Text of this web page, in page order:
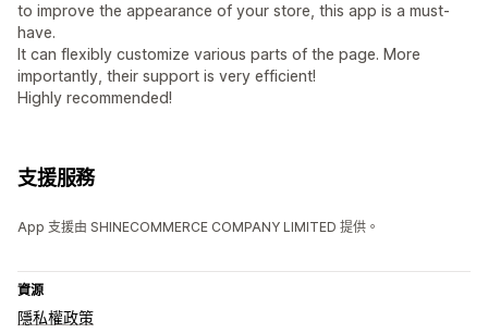
to improve the appearance of your store, this app is a must-
have.
It can flexibly customize various parts of the page. More
importantly, their support is very efficient!
Highly recommended!
支援服務
App 支援由 SHINECOMMERCE COMPANY LIMITED 提供。
資源
隱私權政策